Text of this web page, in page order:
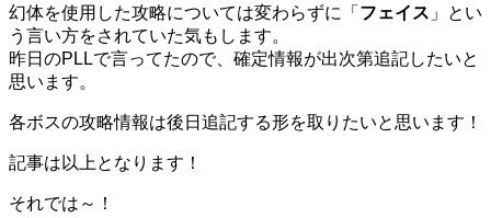
幻体を使用した攻略については変わらずに「 フェイス 」とい
う言い方をされていた気もします。
昨日のPLLで言ってたので、確定情報が出次第追記したいと
思います。
各ボスの攻略情報は後日追記する形を取りたいと思います！
記事は以上となります！
それでは～！